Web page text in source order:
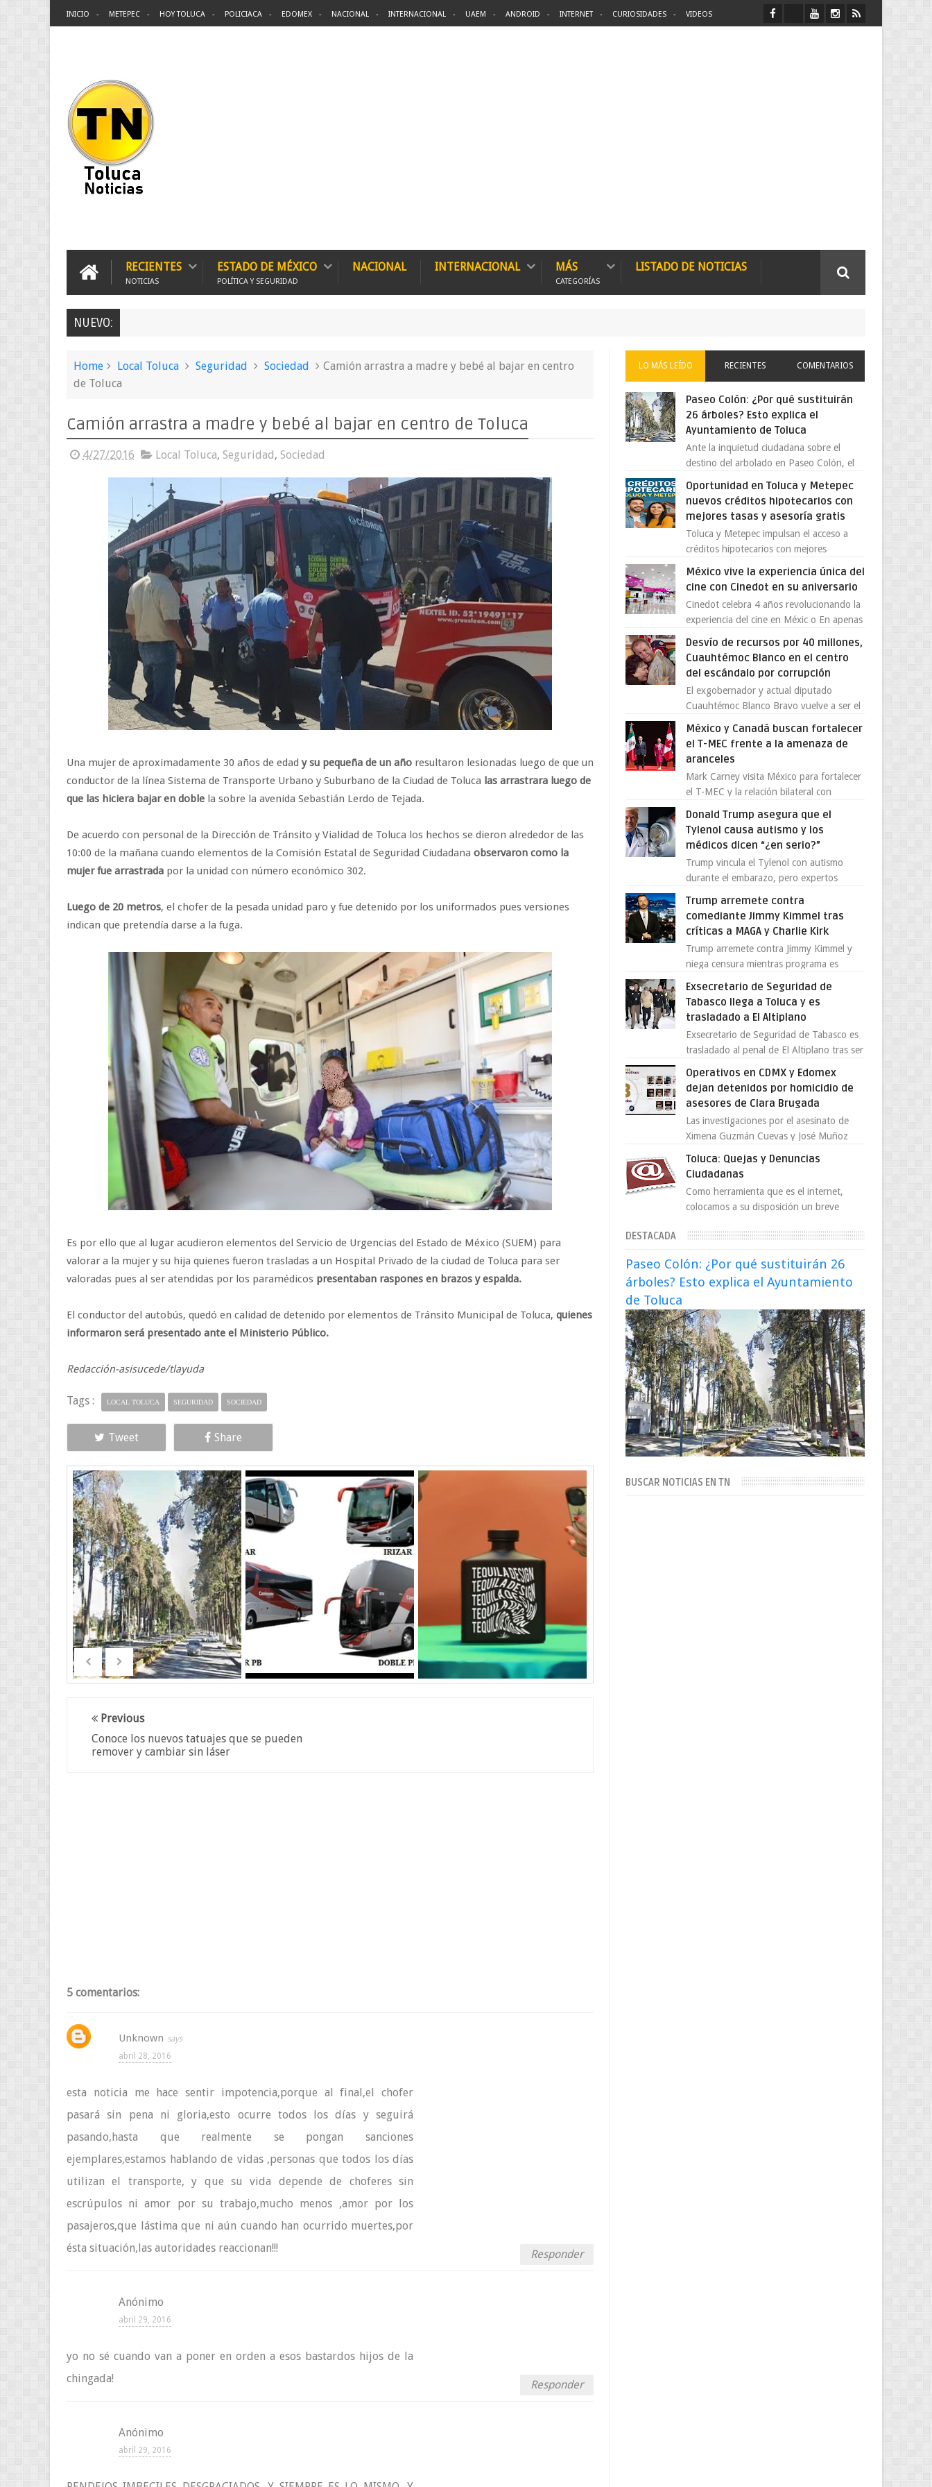
INICIO METEPEC HOY TOLUCA POLICIACA EDOMEX NACIONAL INTERNACIONAL UAEM ANDROID INTERNET CURIOSIDADES VIDEOS
RECIENTES
NOTICIAS
ESTADO DE MÉXICO
POLÍTICA Y SEGURIDAD
NACIONAL INTERNACIONAL MÁS
CATEGORÍAS
LISTADO DE NOTICIAS
NUEVO:
Home Local Toluca Seguridad Sociedad
Camión arrastra a madre y bebé al bajar en centro
de Toluca
Camión arrastra a madre y bebé al bajar en centro de Toluca
4/27/2016 Local Toluca, Seguridad, Sociedad
Una mujer de aproximadamente 30 años de edad y su pequeña de un año resultaron lesionadas luego de que un
conductor de la línea Sistema de Transporte Urbano y Suburbano de la Ciudad de Toluca las arrastrara luego de
que las hiciera bajar en doble la sobre la avenida Sebastián Lerdo de Tejada.
De acuerdo con personal de la Dirección de Tránsito y Vialidad de Toluca los hechos se dieron alrededor de las
10:00 de la mañana cuando elementos de la Comisión Estatal de Seguridad Ciudadana observaron como la
mujer fue arrastrada por la unidad con número económico 302.
Luego de 20 metros, el chofer de la pesada unidad paro y fue detenido por los uniformados pues versiones
indican que pretendía darse a la fuga.
Es por ello que al lugar acudieron elementos del Servicio de Urgencias del Estado de México (SUEM) para
valorar a la mujer y su hija quienes fueron trasladas a un Hospital Privado de la ciudad de Toluca para ser
valoradas pues al ser atendidas por los paramédicos presentaban raspones en brazos y espalda.
El conductor del autobús, quedó en calidad de detenido por elementos de Tránsito Municipal de Toluca, quienes
informaron será presentado ante el Ministerio Público.
Redacción-asisucede/tlayuda
Tags : LOCAL TOLUCA SEGURIDAD SOCIEDAD
Tweet Share
Previous
Conoce los nuevos tatuajes que se pueden
remover y cambiar sin láser
5 comentarios:
Unknown
abril 28, 2016
esta noticia me hace sentir impotencia,porque al final,el chofer
pasará sin pena ni gloria,esto ocurre todos los días y seguirá
pasando,hasta que realmente se pongan sanciones
ejemplares,estamos hablando de vidas ,personas que todos los días
utilizan el transporte, y que su vida depende de choferes sin
escrúpulos ni amor por su trabajo,mucho menos ,amor por los
pasajeros,que lástima que ni aún cuando han ocurrido muertes,por
ésta situación,las autoridades reaccionan!!!
Responder
Anónimo
abril 29, 2016
yo no sé cuando van a poner en orden a esos bastardos hijos de la
chingada!
Responder
Anónimo
abril 29, 2016
LO MÁS LEÍDO RECIENTES COMENTARIOS
Paseo Colón: ¿Por qué sustituirán
26 árboles? Esto explica el
Ayuntamiento de Toluca
Ante la inquietud ciudadana sobre el
destino del arbolado en Paseo Colón, el
solo 26 ejemplares será...
Oportunidad en Toluca y Metepec
nuevos créditos hipotecarios con
mejores tasas y asesoría gratis
Toluca y Metepec impulsan el acceso a
créditos hipotecarios con mejores
emprendedores Con la creciente neces...
México vive la experiencia única del
cine con Cinedot en su aniversario
Cinedot celebra 4 años revolucionando la
experiencia del cine en Méxic o En apenas
cuatro años, Cinedot ha demostrado que
Desvío de recursos por 40 millones,
Cuauhtémoc Blanco en el centro
del escándalo por corrupción
El exgobernador y actual diputado
Cuauhtémoc Blanco Bravo vuelve a ser el
enfrentando señalamientos por...
México y Canadá buscan fortalecer
el T-MEC frente a la amenaza de
aranceles
Mark Carney visita México para fortalecer
el T-MEC y la relación bilateral con
provocada por la ofen...
Donald Trump asegura que el
Tylenol causa autismo y los
médicos dicen “¿en serio?”
Trump vincula el Tylenol con autismo
durante el embarazo, pero expertos
nuevo episodio de declaraciones...
Trump arremete contra
comediante Jimmy Kimmel tras
críticas a MAGA y Charlie Kirk
Trump arremete contra Jimmy Kimmel y
niega censura mientras programa es
programa Jimmy Kimmel Live! ...
Exsecretario de Seguridad de
Tabasco llega a Toluca y es
trasladado a El Altiplano
Exsecretario de Seguridad de Tabasco es
trasladado al penal de El Altiplano tras ser
Seguridad Públi...
Operativos en CDMX y Edomex
dejan detenidos por homicidio de
asesores de Clara Brugada
Las investigaciones por el asesinato de
Ximena Guzmán Cuevas y José Muñoz
de asesores de la jefa d...
Toluca: Quejas y Denuncias
Ciudadanas
Como herramienta que es el internet,
colocamos a su disposición un breve
denuncia ciudadana la e...
DESTACADA
Paseo Colón: ¿Por qué sustituirán 26
árboles? Esto explica el Ayuntamiento
de Toluca
BUSCAR NOTICIAS EN TN